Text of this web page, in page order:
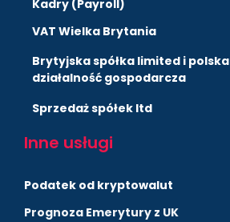
Kadry (Payroll)
VAT Wielka Brytania
Brytyjska spółka limited i polska
działalność gospodarcza
Sprzedaż spółek ltd
Inne usługi
Podatek od kryptowalut
Prognoza Emerytury z UK